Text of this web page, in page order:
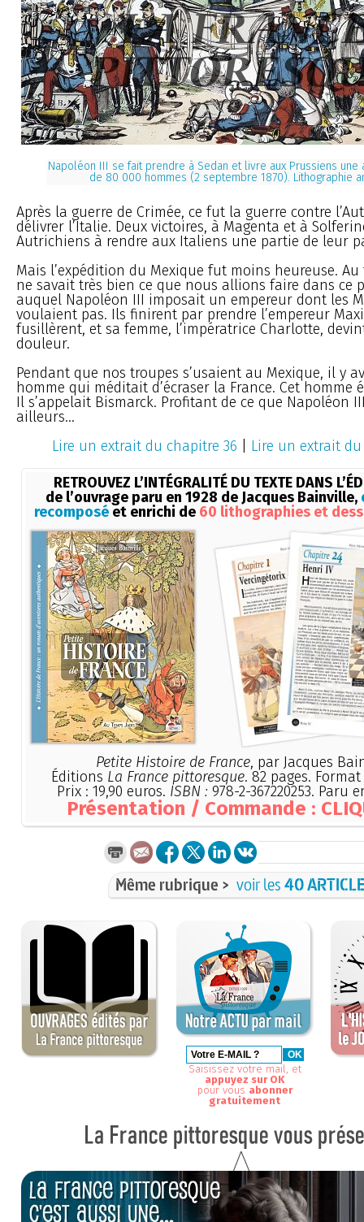
Napoléon III se fait prendre à Sedan et livre aux Prussiens une
de 80 000 hommes (2 septembre 1870). Lithographie
Après la guerre de Crimée, ce fut la guerre contre
délivrer l’Italie. Deux victoires, à Magenta et à
Autrichiens à rendre aux Italiens une partie de leur
Mais l’expédition du Mexique fut moins heureuse.
ne savait très bien ce que nous allions faire dans ce
auquel Napoléon III imposait un empereur dont les
voulaient pas. Ils finirent par prendre l’empereur
fusillèrent, et sa femme, l’impératrice Charlotte,
douleur.
Pendant que nos troupes s’usaient au Mexique, il y
homme qui méditait d’écraser la France. Cet homme
Il s’appelait Bismarck. Profitant de ce que Napoléon
ailleurs...
Lire un extrait du chapitre 36
Lire un extrait
RETROUVEZ L’INTÉGRALITÉ DU TEXTE DANS
de l’ouvrage paru en 1928 de Jacques Bainville,
recomposéet enrichi de 60 lithographies et
Petite Histoire de France, par Jacques
Éditions La France pittoresque. 82 pages. Format
Prix : 19,90 euros. ISBN : 978-2-367220253. Paru
Présentation / Commande :
Même rubrique > voir les40
Saisissez votre mail, et
appuyez sur OK
pour vous abonner
gratuitement